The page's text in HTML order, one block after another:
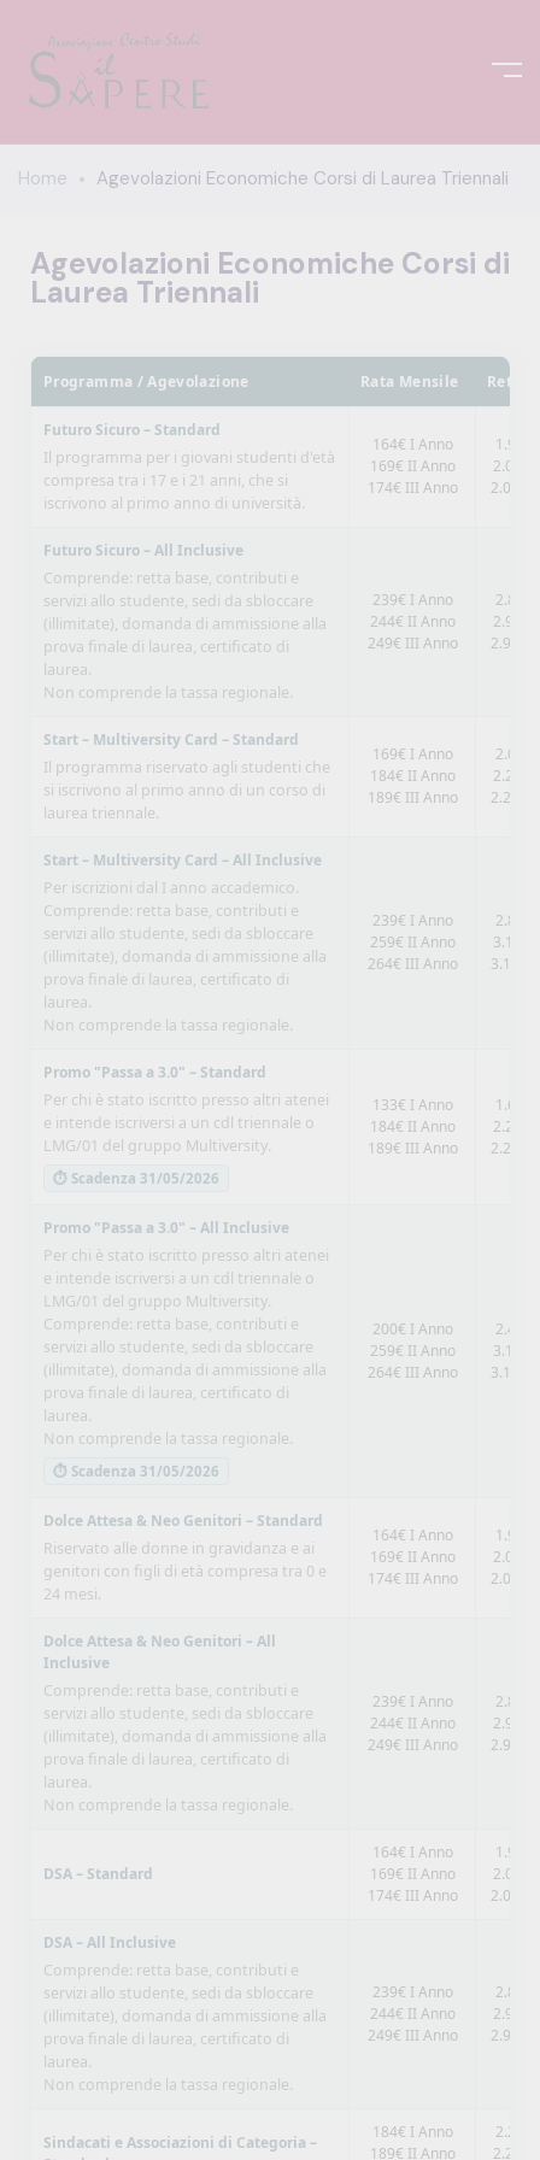
Home Agevolazioni Economiche Corsi di Laurea Triennali
Agevolazioni Economiche Corsi di
Laurea Triennali
Programma / Agevolazione Rata Mensile Retta
Futuro Sicuro – Standard
Il programma per i giovani studenti d'età
compresa tra i 17 e i 21 anni, che si
iscrivono al primo anno di università.
164€ I Anno
169€ II Anno
174€ III Anno
Futuro Sicuro – All Inclusive
Comprende: retta base, contributi e
servizi allo studente, sedi da sbloccare
(illimitate), domanda di ammissione alla
prova finale di laurea, certificato di
laurea.
Non comprende la tassa regionale.
239€ I Anno
244€ II Anno
249€ III Anno
Start – Multiversity Card – Standard
Il programma riservato agli studenti che
si iscrivono al primo anno di un corso di
laurea triennale.
169€ I Anno
184€ II Anno
189€ III Anno
Start – Multiversity Card – All Inclusive
Per iscrizioni dal I anno accademico.
Comprende: retta base, contributi e
servizi allo studente, sedi da sbloccare
(illimitate), domanda di ammissione alla
prova finale di laurea, certificato di
laurea.
Non comprende la tassa regionale.
239€ I Anno
259€ II Anno
264€ III Anno
Promo "Passa a 3.0" – Standard
Per chi è stato iscritto presso altri atenei
e intende iscriversi a un cdl triennale o
LMG/01 del gruppo Multiversity.
⏱ Scadenza 31/05/2026
133€ I Anno
184€ II Anno
189€ III Anno
Promo "Passa a 3.0" – All Inclusive
Per chi è stato iscritto presso altri atenei
e intende iscriversi a un cdl triennale o
LMG/01 del gruppo Multiversity.
Comprende: retta base, contributi e
servizi allo studente, sedi da sbloccare
(illimitate), domanda di ammissione alla
prova finale di laurea, certificato di
laurea.
Non comprende la tassa regionale.
⏱ Scadenza 31/05/2026
200€ I Anno
259€ II Anno
264€ III Anno
Dolce Attesa & Neo Genitori – Standard
Riservato alle donne in gravidanza e ai
genitori con figli di età compresa tra 0 e
24 mesi.
164€ I Anno
169€ II Anno
174€ III Anno
Dolce Attesa & Neo Genitori – All
Inclusive
Comprende: retta base, contributi e
servizi allo studente, sedi da sbloccare
(illimitate), domanda di ammissione alla
prova finale di laurea, certificato di
laurea.
Non comprende la tassa regionale.
239€ I Anno
244€ II Anno
249€ III Anno
DSA – Standard
164€ I Anno
169€ II Anno
174€ III Anno
DSA – All Inclusive
Comprende: retta base, contributi e
servizi allo studente, sedi da sbloccare
(illimitate), domanda di ammissione alla
prova finale di laurea, certificato di
laurea.
Non comprende la tassa regionale.
239€ I Anno
244€ II Anno
249€ III Anno
Sindacati e Associazioni di Categoria –
184€ I Anno
189€ II Anno